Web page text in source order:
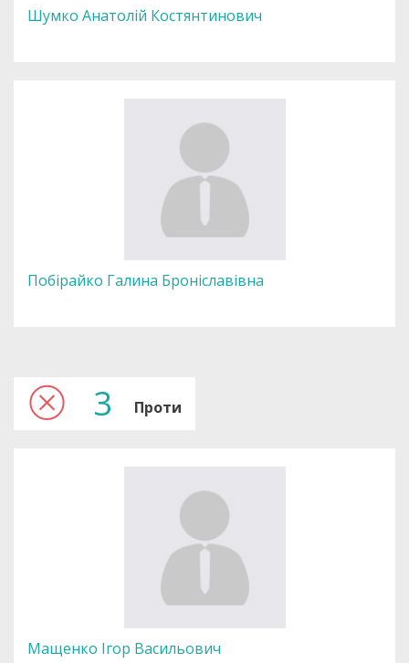
Шумко Анатолій Костянтинович
Побірайко Галина Броніславівна
3 Проти
Мащенко Ігор Васильович